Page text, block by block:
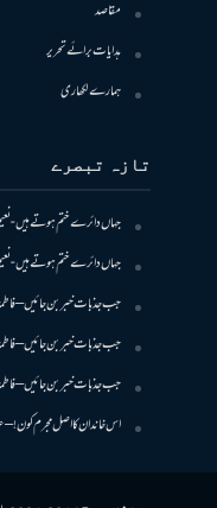
مقاصد
ہدایات برائے تحریر
ہمارے لکھاری
تازہ تبصرے
جہاں دائرے ختم ہوتے ہیں- نعیم
جہاں دائرے ختم ہوتے ہیں- نعیم
جب جذبات خبر بن جائیں –
جب جذبات خبر بن جائیں –
جب جذبات خبر بن جائیں –
اس خاندان کا اصل مجرم کون! –